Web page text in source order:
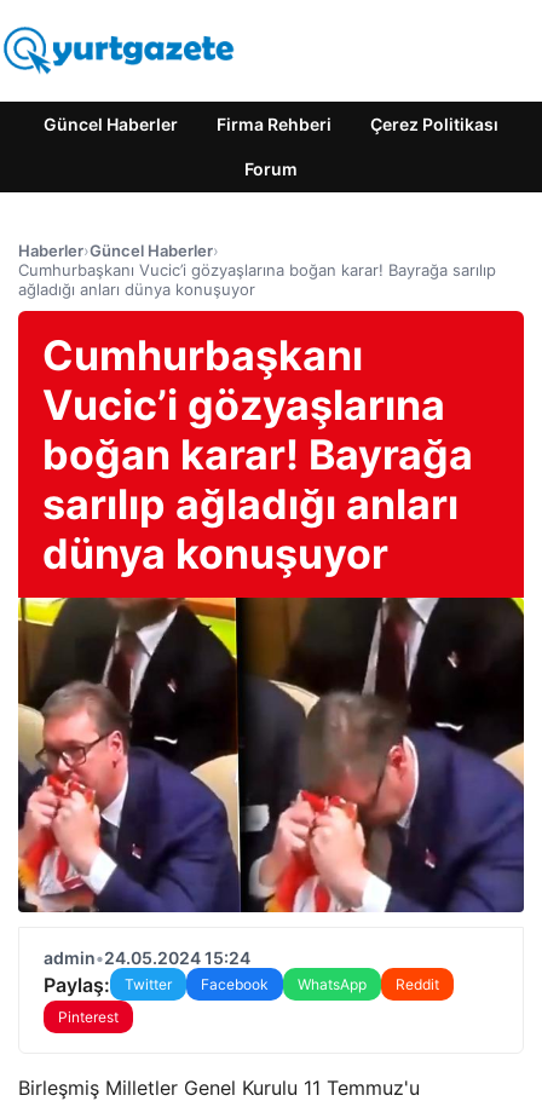
Güncel Haberler Firma Rehberi Çerez Politikası
Forum
Haberler›Güncel Haberler›
Cumhurbaşkanı Vucic’i gözyaşlarına boğan karar! Bayrağa sarılıp
ağladığı anları dünya konuşuyor
Cumhurbaşkanı
Vucic’i gözyaşlarına
boğan karar! Bayrağa
sarılıp ağladığı anları
dünya konuşuyor
admin•24.05.2024 15:24
Paylaş: Twitter Facebook WhatsApp
Reddit
Pinterest
Birleşmiş Milletler Genel Kurulu 11 Temmuz'u